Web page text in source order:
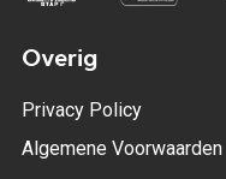
Overig
Privacy Policy
Algemene Voorwaarden